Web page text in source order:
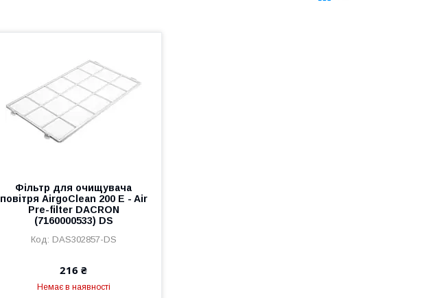
Фільтр для очищувача
повітря AirgoClean 200 E - Air
Pre-filter DACRON
(7160000533) DS
DAS302857-DS
216 ₴
Немає в наявності